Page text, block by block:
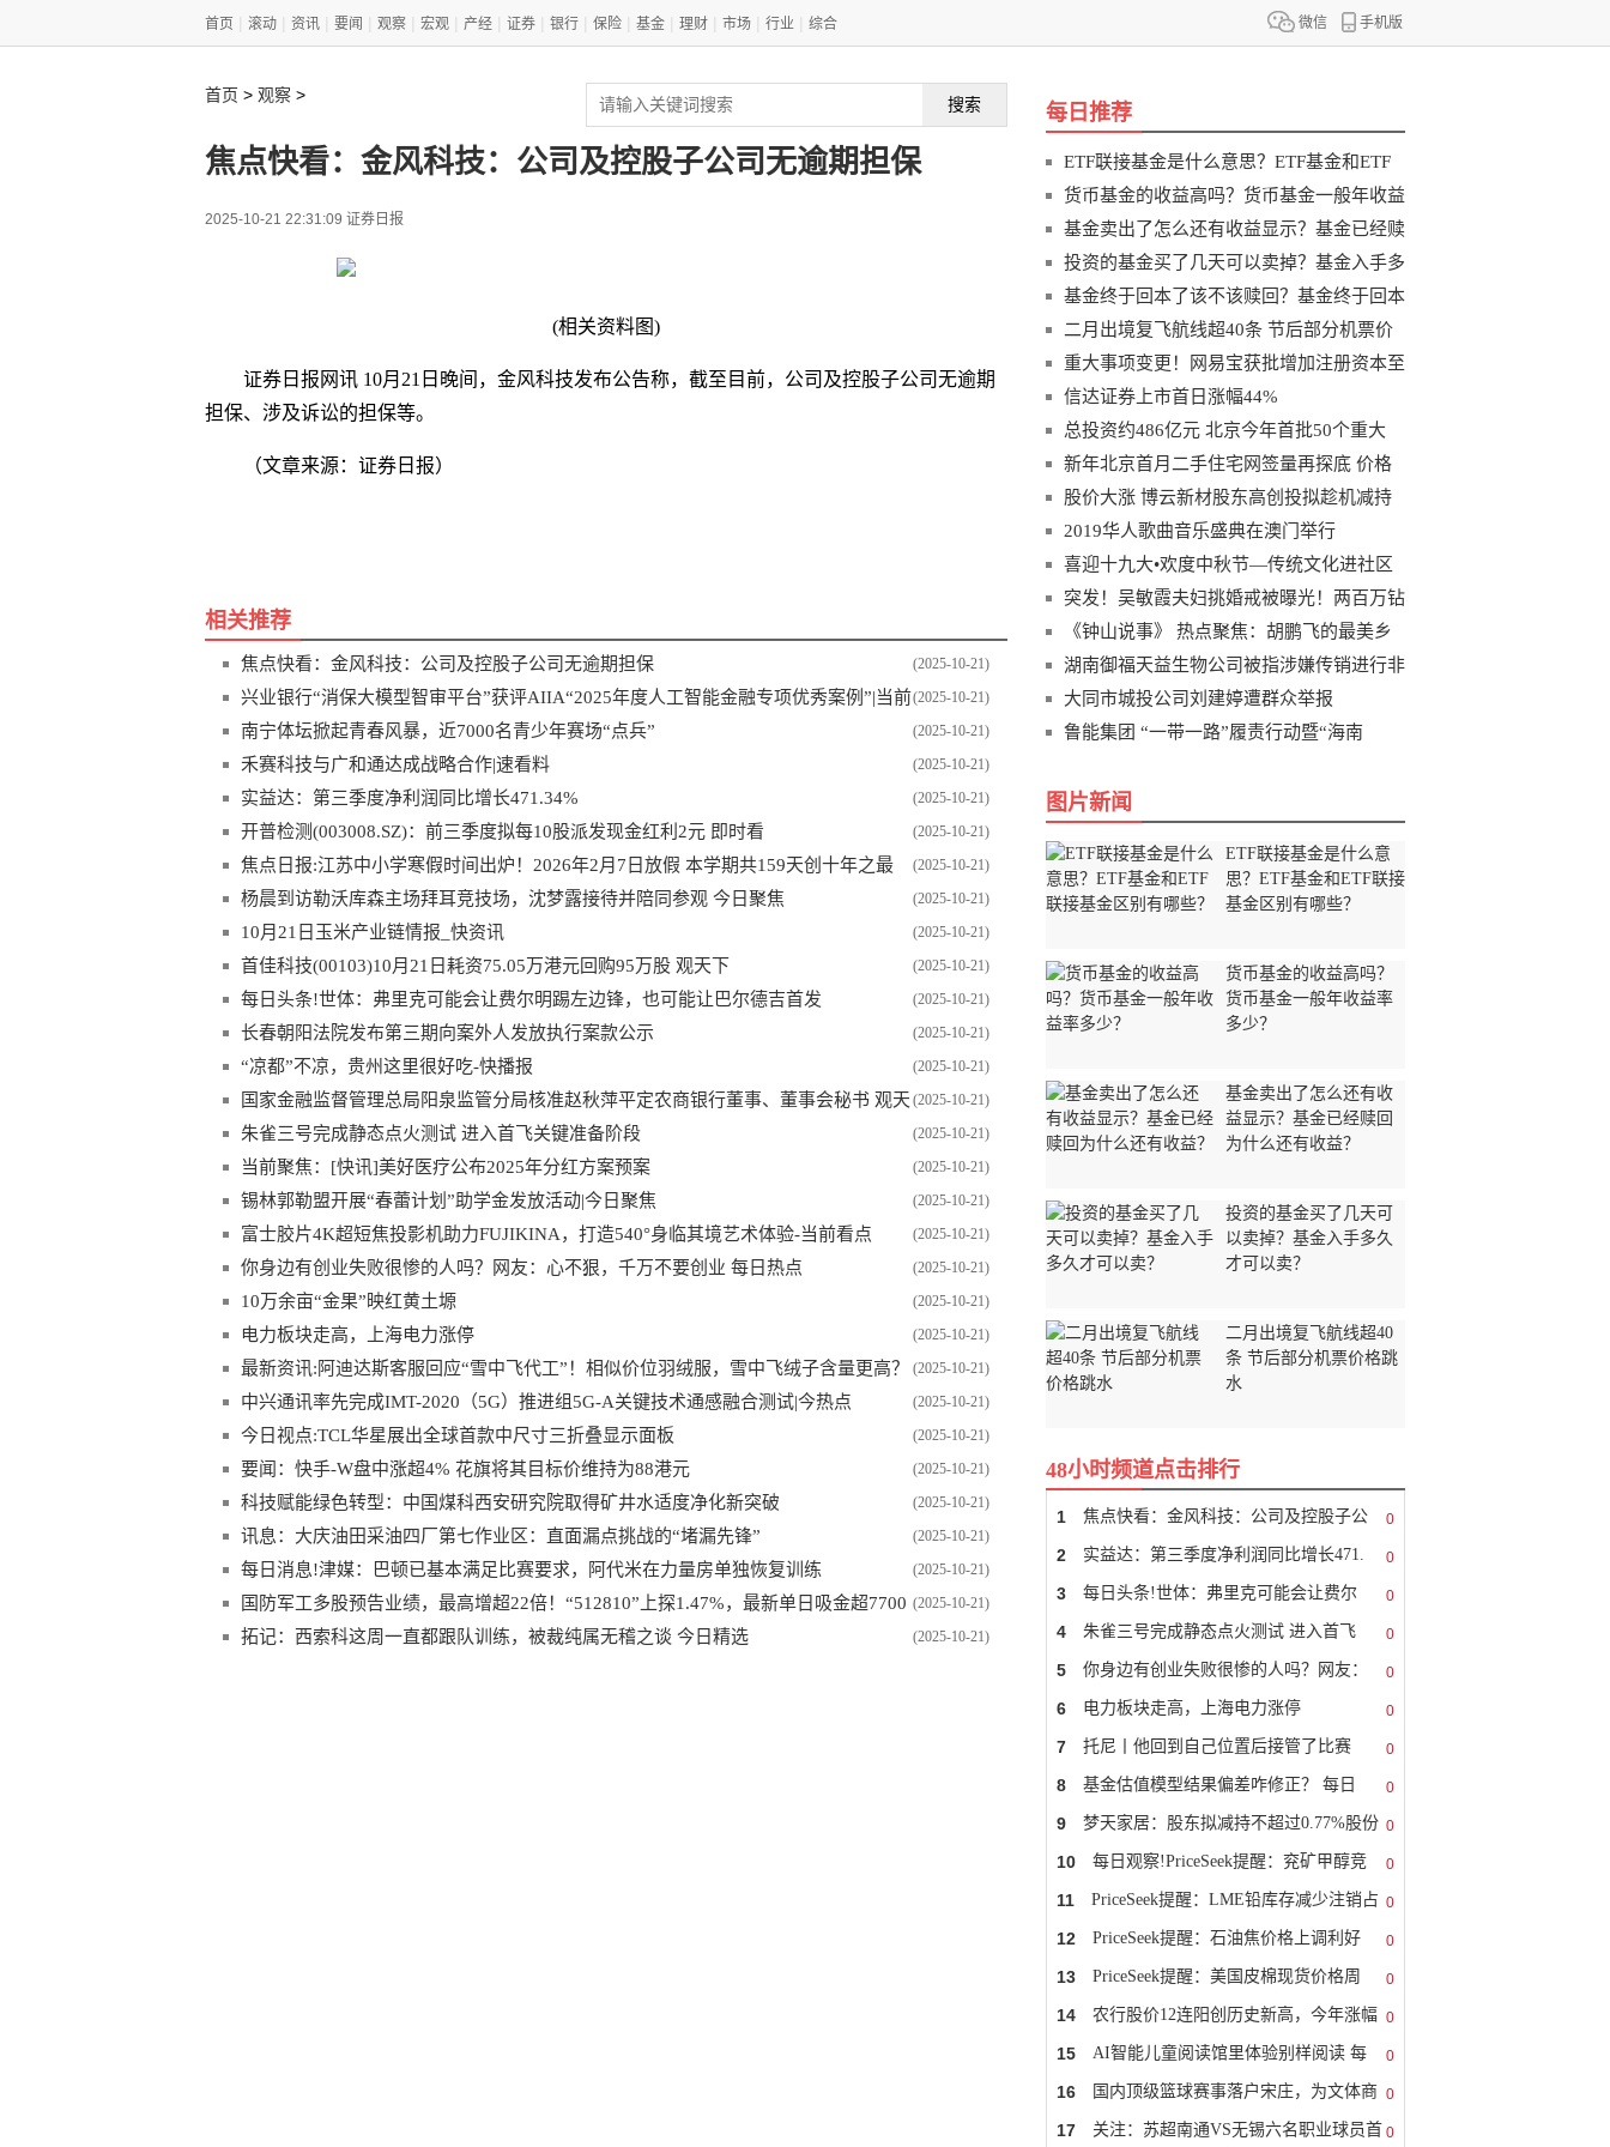
微信 手机版
首页 滚动 资讯 要闻 观察 宏观 产经 证券 银行 保险 基金 理财 市场 行业 综合
首页 > 观察 > 搜索
焦点快看：金风科技：公司及控股子公司无逾期担保
2025-10-21 22:31:09 证券日报
(相关资料图)
证券日报网讯 10月21日晚间，金风科技发布公告称，截至目前，公司及控股子公司无逾期
担保、涉及诉讼的担保等。
（文章来源：证券日报）
相关推荐
(2025-10-21)
焦点快看：金风科技：公司及控股子公司无逾期担保
(2025-10-21)
兴业银行“消保大模型智审平台”获评AIIA“2025年度人工智能金融专项优秀案例”|当前
热点
(2025-10-21)
南宁体坛掀起青春风暴，近7000名青少年赛场“点兵”
(2025-10-21)
禾赛科技与广和通达成战略合作|速看料
(2025-10-21)
实益达：第三季度净利润同比增长471.34%
(2025-10-21)
开普检测(003008.SZ)：前三季度拟每10股派发现金红利2元 即时看
(2025-10-21)
焦点日报:江苏中小学寒假时间出炉！2026年2月7日放假 本学期共159天创十年之最
(2025-10-21)
杨晨到访勒沃库森主场拜耳竞技场，沈梦露接待并陪同参观 今日聚焦
(2025-10-21)
10月21日玉米产业链情报_快资讯
(2025-10-21)
首佳科技(00103)10月21日耗资75.05万港元回购95万股 观天下
(2025-10-21)
每日头条!世体：弗里克可能会让费尔明踢左边锋，也可能让巴尔德吉首发
(2025-10-21)
长春朝阳法院发布第三期向案外人发放执行案款公示
(2025-10-21)
“凉都”不凉，贵州这里很好吃-快播报
(2025-10-21)
国家金融监督管理总局阳泉监管分局核准赵秋萍平定农商银行董事、董事会秘书 观天
下
(2025-10-21)
朱雀三号完成静态点火测试 进入首飞关键准备阶段
(2025-10-21)
当前聚焦：[快讯]美好医疗公布2025年分红方案预案
(2025-10-21)
锡林郭勒盟开展“春蕾计划”助学金发放活动|今日聚焦
(2025-10-21)
富士胶片4K超短焦投影机助力FUJIKINA，打造540°身临其境艺术体验-当前看点
(2025-10-21)
你身边有创业失败很惨的人吗？网友：心不狠，千万不要创业 每日热点
(2025-10-21)
10万余亩“金果”映红黄土塬
(2025-10-21)
电力板块走高，上海电力涨停
(2025-10-21)
最新资讯:阿迪达斯客服回应“雪中飞代工”！相似价位羽绒服，雪中飞绒子含量更高？
(2025-10-21)
中兴通讯率先完成IMT-2020（5G）推进组5G-A关键技术通感融合测试|今热点
(2025-10-21)
今日视点:TCL华星展出全球首款中尺寸三折叠显示面板
(2025-10-21)
要闻：快手-W盘中涨超4% 花旗将其目标价维持为88港元
(2025-10-21)
科技赋能绿色转型：中国煤科西安研究院取得矿井水适度净化新突破
(2025-10-21)
讯息：大庆油田采油四厂第七作业区：直面漏点挑战的“堵漏先锋”
(2025-10-21)
每日消息!津媒：巴顿已基本满足比赛要求，阿代米在力量房单独恢复训练
(2025-10-21)
国防军工多股预告业绩，最高增超22倍！“512810”上探1.47%，最新单日吸金超7700
万！
(2025-10-21)
拓记：西索科这周一直都跟队训练，被裁纯属无稽之谈 今日精选
每日推荐
ETF联接基金是什么意思？ETF基金和ETF
联
货币基金的收益高吗？货币基金一般年收益
基金卖出了怎么还有收益显示？基金已经赎
投资的基金买了几天可以卖掉？基金入手多
基金终于回本了该不该赎回？基金终于回本
二月出境复飞航线超40条 节后部分机票价
重大事项变更！网易宝获批增加注册资本至
信达证券上市首日涨幅44%
总投资约486亿元 北京今年首批50个重大
新年北京首月二手住宅网签量再探底 价格
股价大涨 博云新材股东高创投拟趁机减持
2019华人歌曲音乐盛典在澳门举行
喜迎十九大•欢度中秋节—传统文化进社区
突发！吴敏霞夫妇挑婚戒被曝光！两百万钻
《钟山说事》 热点聚焦：胡鹏飞的最美乡
湖南御福天益生物公司被指涉嫌传销进行非
大同市城投公司刘建婷遭群众举报
鲁能集团 “一带一路”履责行动暨“海南
图片新闻
ETF联接基金是什么意
思？ETF基金和ETF联接
基金区别有哪些？
货币基金的收益高吗？
货币基金一般年收益率
多少？
基金卖出了怎么还有收
益显示？基金已经赎回
为什么还有收益？
投资的基金买了几天可
以卖掉？基金入手多久
才可以卖？
二月出境复飞航线超40
条 节后部分机票价格跳
水
48小时频道点击排行
0
1 焦点快看：金风科技：公司及控股子公
0
2 实益达：第三季度净利润同比增长471.
0
3 每日头条!世体：弗里克可能会让费尔
0
4 朱雀三号完成静态点火测试 进入首飞
0
5 你身边有创业失败很惨的人吗？网友：
0
6 电力板块走高，上海电力涨停
0
7 托尼丨他回到自己位置后接管了比赛
0
8 基金估值模型结果偏差咋修正？ 每日
0
9 梦天家居：股东拟减持不超过0.77%股份
0
10 每日观察!PriceSeek提醒：兖矿甲醇竞
0
11
PriceSeek提醒：LME铅库存减少注销占
比高
0
12 PriceSeek提醒：石油焦价格上调利好
0
13 PriceSeek提醒：美国皮棉现货价格周
0
14 农行股价12连阳创历史新高，今年涨幅
0
15 AI智能儿童阅读馆里体验别样阅读 每
0
16 国内顶级篮球赛事落户宋庄，为文体商
0
17 关注：苏超南通VS无锡六名职业球员首